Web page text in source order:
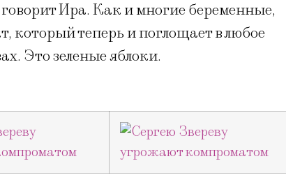
Ира. Как и многие беременные,
который теперь и поглощает в любое
Это зеленые яблоки.